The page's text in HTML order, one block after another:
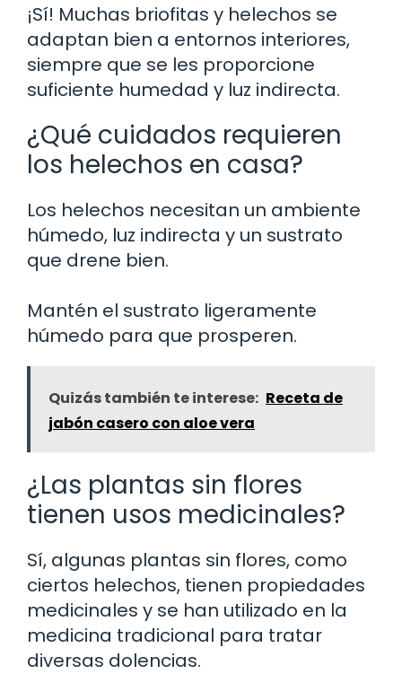
¡Sí! Muchas briofitas y helechos se
adaptan bien a entornos interiores,
siempre que se les proporcione
suficiente humedad y luz indirecta.
¿Qué cuidados requieren
los helechos en casa?
Los helechos necesitan un ambiente
húmedo, luz indirecta y un sustrato
que drene bien.
Mantén el sustrato ligeramente
húmedo para que prosperen.
Quizás también te interese: Receta de
jabón casero con aloe vera
¿Las plantas sin flores
tienen usos medicinales?
Sí, algunas plantas sin flores, como
ciertos helechos, tienen propiedades
medicinales y se han utilizado en la
medicina tradicional para tratar
diversas dolencias.